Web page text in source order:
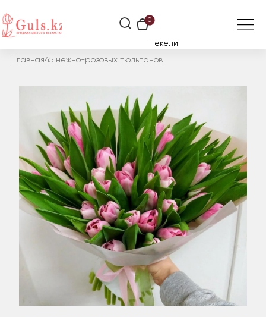
0
Текели
Главная45 нежно-розовых тюльпанов.